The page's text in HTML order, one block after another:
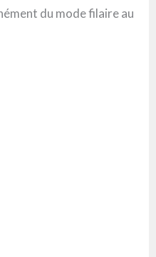
du mode filaire au